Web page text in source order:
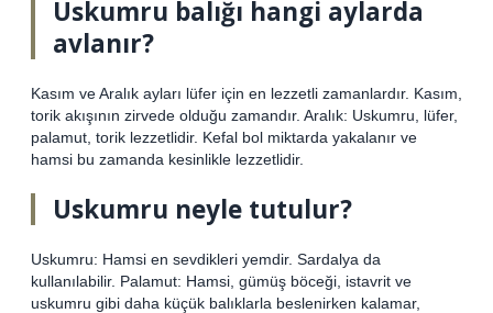
Uskumru balığı hangi aylarda
avlanır?
Kasım ve Aralık ayları lüfer için en lezzetli zamanlardır. Kasım,
torik akışının zirvede olduğu zamandır. Aralık: Uskumru, lüfer,
palamut, torik lezzetlidir. Kefal bol miktarda yakalanır ve
hamsi bu zamanda kesinlikle lezzetlidir.
Uskumru neyle tutulur?
Uskumru: Hamsi en sevdikleri yemdir. Sardalya da
kullanılabilir. Palamut: Hamsi, gümüş böceği, istavrit ve
uskumru gibi daha küçük balıklarla beslenirken kalamar,